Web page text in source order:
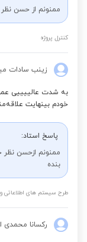
ممنونم از حسن
کنترل پروژه
به‌ شدت عالییییی
خودم بینهایت
پاسخ استاد:
ممنونم ازحسن
بنده
طرح سیستم های اطلاعاتی
رکسانا محمدی